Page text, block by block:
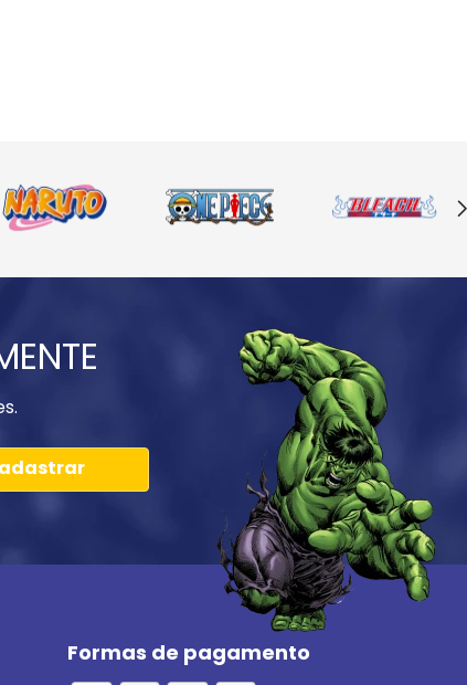
Formas de pagamento